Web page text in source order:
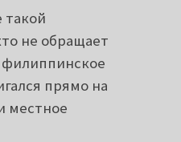
такой
не обращает
филиппинское
прямо на
местное